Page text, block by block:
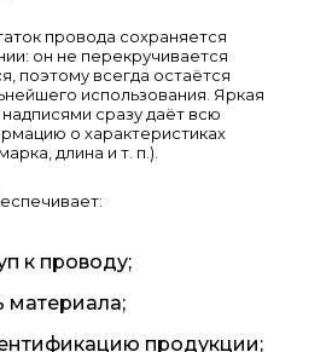
провода сохраняется
он не перекручивается
поэтому всегда остаётся
использования. Яркая
сразу даёт всю
о характеристиках
длина и т. п.).
к проводу;
материала;
продукции;